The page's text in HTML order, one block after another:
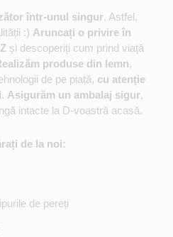
într-unul singur. Astfel,
:) Aruncați o privire în
și descoperiți cum prind viață
produse din lemn,
de pe piață, cu atenție
. Asigurăm un ambalaj sigur,
intacte la D-voastră acasă.
de la noi:
de pereți